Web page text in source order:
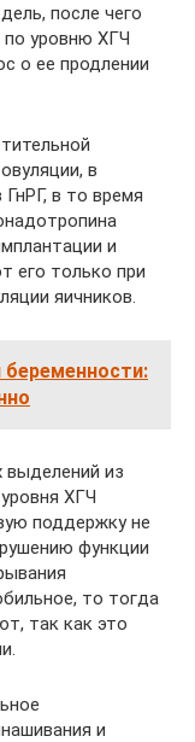
после чего
по уровню ХГЧ
о ее продлении
в
в то время
и
его только при
яичников.
беременности:
из
ХГЧ
поддержку не
функции
то тогда
так как это
и